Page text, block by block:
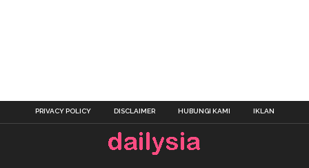
PRIVACY POLICY DISCLAIMER HUBUNGI KAMI IKLAN